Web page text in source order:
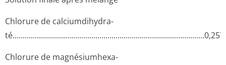
Chlorure de calciumdihydra­
Chlorure de magnésiumhexa­